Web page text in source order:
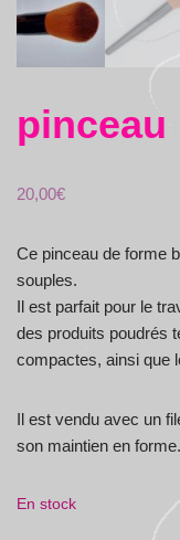
pinceau
20,00€
Ce pinceau de forme
souples.
Il est parfait pour le
des produits poudrés
compactes, ainsi que
Il est vendu avec un
son maintien en forme.
En stock